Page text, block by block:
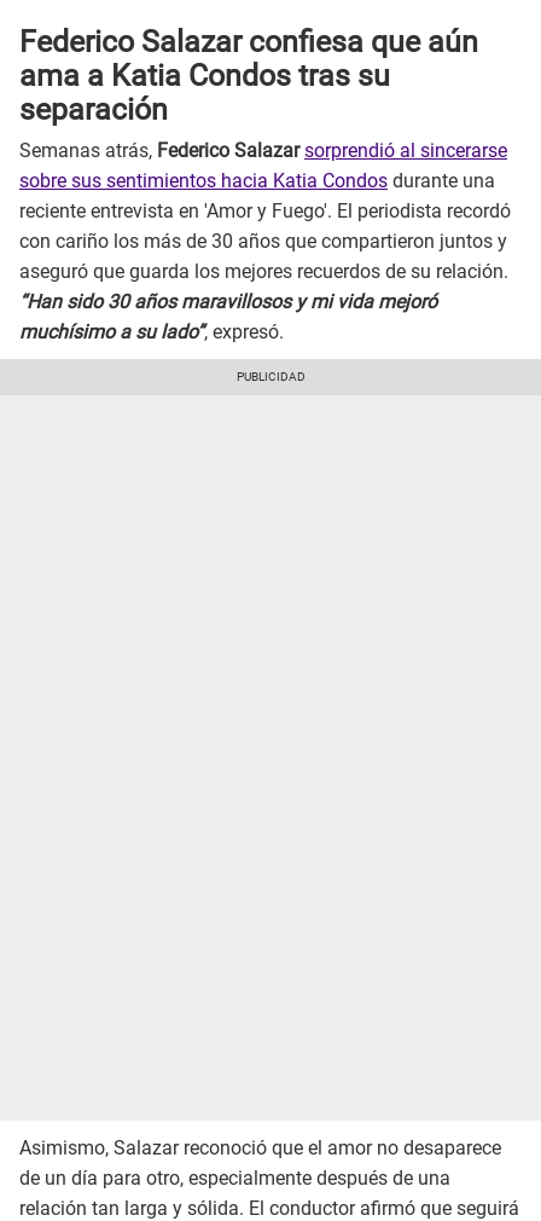
Federico Salazar confiesa que aún
ama a Katia Condos tras su
separación
Semanas atrás, Federico Salazar sorprendió al sincerarse
sobre sus sentimientos hacia Katia Condos durante una
reciente entrevista en 'Amor y Fuego'. El periodista recordó
con cariño los más de 30 años que compartieron juntos y
aseguró que guarda los mejores recuerdos de su relación.
“Han sido 30 años maravillosos y mi vida mejoró
muchísimo a su lado”, expresó.
Asimismo, Salazar reconoció que el amor no desaparece
de un día para otro, especialmente después de una
relación tan larga y sólida. El conductor afirmó que seguirá